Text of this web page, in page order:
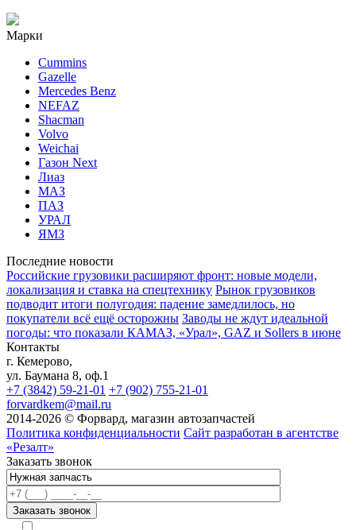
Марки
Cummins
Gazelle
Mercedes Benz
NEFAZ
Shacman
Volvo
Weichai
Газон Next
Лиаз
МАЗ
ПАЗ
УРАЛ
ЯМЗ
Последние новости
Российские грузовики расширяют фронт: новые модели,
локализация и ставка на спецтехнику Рынок грузовиков
подводит итоги полугодия: падение замедлилось, но
покупатели всё ещё осторожны Заводы не ждут идеальной
погоды: что показали КАМАЗ, «Урал», GAZ и Sollers в июне
Контакты
г. Кемерово,
ул. Баумана 8, оф.1
+7 (3842) 59-21-01 +7 (902) 755-21-01
forvardkem@mail.ru
2014-2026 © Форвард, магазин автозапчастей
Политика конфиденциальности Сайт разработан в агентстве
«Резалт»
Заказать звонок